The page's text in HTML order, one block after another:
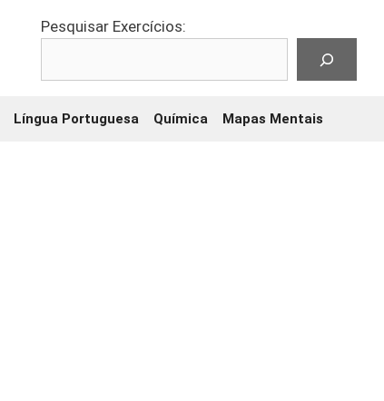
Pesquisar Exercícios:
Língua Portuguesa Química Mapas Mentais